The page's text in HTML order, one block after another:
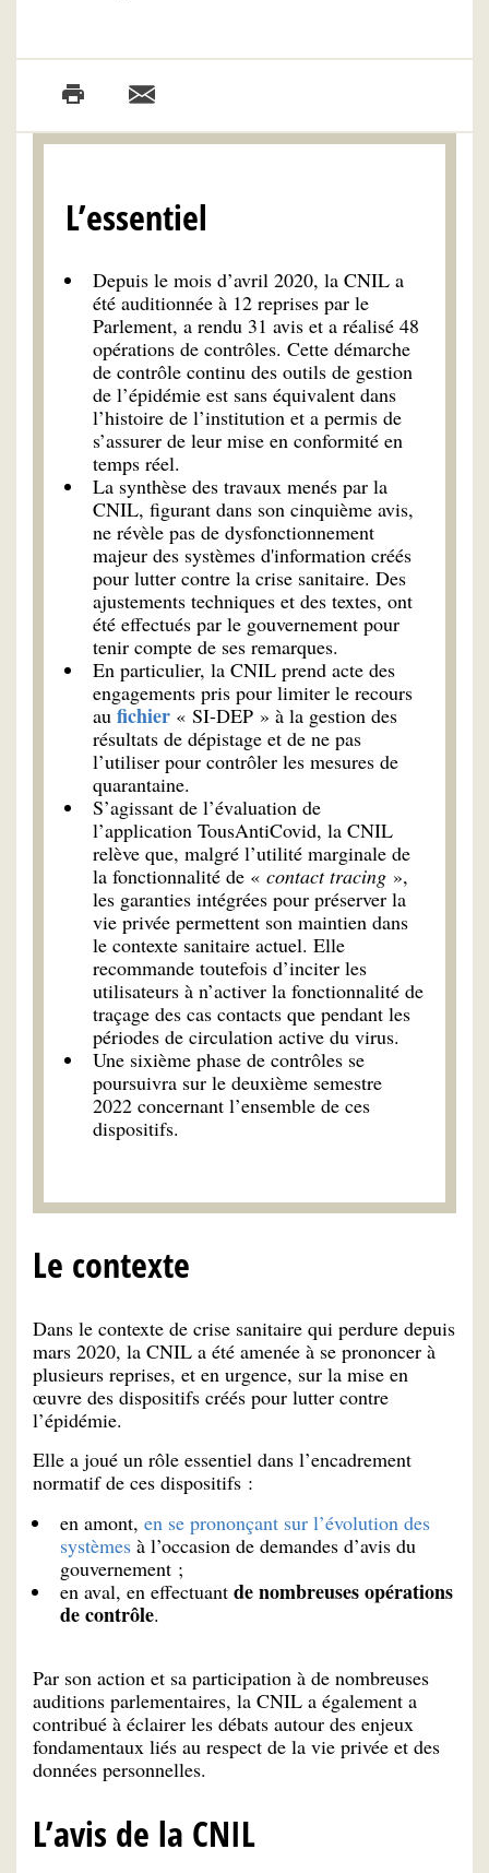
L’essentiel
Depuis le mois d’avril 2020, la CNIL a
été auditionnée à 12 reprises par le
Parlement, a rendu 31 avis et a réalisé 48
opérations de contrôles. Cette démarche
de contrôle continu des outils de gestion
de l’épidémie est sans équivalent dans
l’histoire de l’institution et a permis de
s’assurer de leur mise en conformité en
temps réel.
La synthèse des travaux menés par la
CNIL, figurant dans son cinquième avis,
ne révèle pas de dysfonctionnement
majeur des systèmes d'information créés
pour lutter contre la crise sanitaire. Des
ajustements techniques et des textes, ont
été effectués par le gouvernement pour
tenir compte de ses remarques.
En particulier, la CNIL prend acte des
engagements pris pour limiter le recours
au fichier « SI-DEP » à la gestion des
résultats de dépistage et de ne pas
l’utiliser pour contrôler les mesures de
quarantaine.
S’agissant de l’évaluation de
l’application TousAntiCovid, la CNIL
relève que, malgré l’utilité marginale de
la fonctionnalité de « contact tracing »,
les garanties intégrées pour préserver la
vie privée permettent son maintien dans
le contexte sanitaire actuel. Elle
recommande toutefois d’inciter les
utilisateurs à n’activer la fonctionnalité de
traçage des cas contacts que pendant les
périodes de circulation active du virus.
Une sixième phase de contrôles se
poursuivra sur le deuxième semestre
2022 concernant l’ensemble de ces
dispositifs.
Le contexte
Dans le contexte de crise sanitaire qui perdure depuis
mars 2020, la CNIL a été amenée à se prononcer à
plusieurs reprises, et en urgence, sur la mise en
œuvre des dispositifs créés pour lutter contre
l’épidémie.
Elle a joué un rôle essentiel dans l’encadrement
normatif de ces dispositifs :
en amont, en se prononçant sur l’évolution des
systèmes à l’occasion de demandes d’avis du
gouvernement ;
en aval, en effectuant de nombreuses opérations
de contrôle.
Par son action et sa participation à de nombreuses
auditions parlementaires, la CNIL a également a
contribué à éclairer les débats autour des enjeux
fondamentaux liés au respect de la vie privée et des
données personnelles.
L’avis de la CNIL